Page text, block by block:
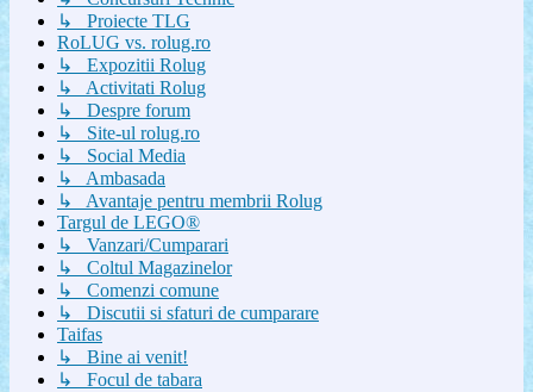
↳ Proiecte TLG
RoLUG vs. rolug.ro
↳ Expozitii Rolug
↳ Activitati Rolug
↳ Despre forum
↳ Site-ul rolug.ro
↳ Social Media
↳ Ambasada
↳ Avantaje pentru membrii Rolug
Targul de LEGO®
↳ Vanzari/Cumparari
↳ Coltul Magazinelor
↳ Comenzi comune
↳ Discutii si sfaturi de cumparare
Taifas
↳ Bine ai venit!
↳ Focul de tabara